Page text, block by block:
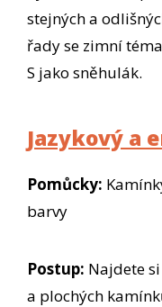
stejných a
řady se zimní
S jako sněhulák.
Jazykový a
Pomůcky:
barvy
Postup: Najdete
a plochých